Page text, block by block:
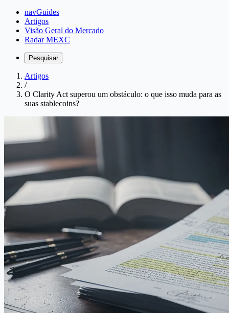
navGuides
Artigos
Visão Geral do Mercado
Radar MEXC
Pesquisar
Artigos
/
O Clarity Act superou um obstáculo: o que isso muda para as
suas stablecoins?